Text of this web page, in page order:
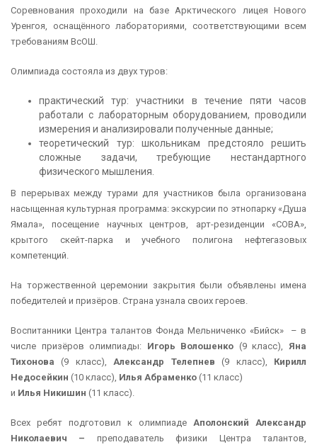
Соревнования проходили на базе Арктического лицея Нового
Уренгоя, оснащённого лабораториями, соответствующими всем
требованиям ВсОШ.
Олимпиада состояла из двух туров:
практический тур: участники в течение пяти часов
работали с лабораторным оборудованием, проводили
измерения и анализировали полученные данные;
теоретический тур: школьникам предстояло решить
сложные задачи, требующие нестандартного
физического мышления.
В перерывах между турами для участников была организована
насыщенная культурная программа: экскурсии по этнопарку «Душа
Ямала», посещение научных центров, арт-резиденции «СОВА»,
крытого скейт-парка и учебного полигона нефтегазовых
компетенций.
На торжественной церемонии закрытия были объявлены имена
победителей и призёров. Страна узнала своих героев.
Воспитанники Центра талантов Фонда Мельниченко «Бийск» – в
числе призёров олимпиады: Игорь Волошенко (9 класс), Яна
Тихонова (9 класс), Александр Телепнев (9 класс), Кирилл
Недосейкин (10 класс), Илья Абраменко (11 класс)
и Илья Никишин (11 класс).
Всех ребят подготовил к олимпиаде Аполонский Александр
Николаевич – преподаватель физики Центра талантов,